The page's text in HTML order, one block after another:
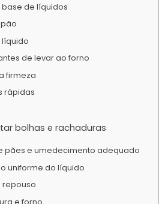
de líquidos
líquido
de levar ao forno
firmeza
rápidas
bolhas e rachaduras
pães e umedecimento adequado
uniforme do líquido
repouso